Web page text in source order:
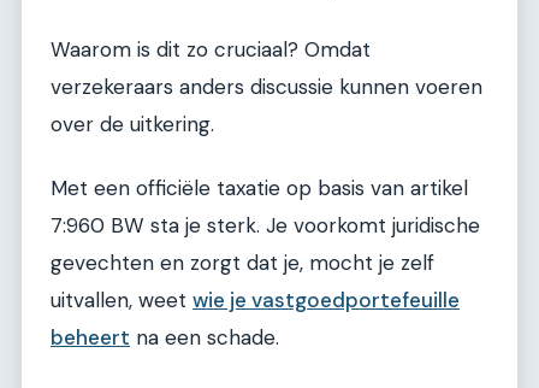
Waarom is dit zo cruciaal? Omdat
verzekeraars anders discussie kunnen voeren
over de uitkering.
Met een officiële taxatie op basis van artikel
7:960 BW sta je sterk. Je voorkomt juridische
gevechten en zorgt dat je, mocht je zelf
uitvallen, weet wie je vastgoedportefeuille
beheert na een schade.